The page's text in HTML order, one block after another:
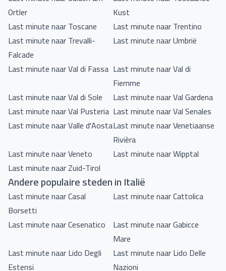
Ortler
Kust
Last minute naar Toscane
Last minute naar Trentino
Last minute naar Trevalli-
Falcade
Last minute naar Umbrië
Last minute naar Val di Fassa Last minute naar Val di
Fiemme
Last minute naar Val di Sole
Last minute naar Val Gardena
Last minute naar Val Pusteria Last minute naar Val Senales
Last minute naar Valle d'AostaLast minute naar Venetiaanse
Rivièra
Last minute naar Veneto
Last minute naar Wipptal
Last minute naar Zuid-Tirol
Andere populaire steden in Italië
Last minute naar Casal
Borsetti
Last minute naar Cattolica
Last minute naar Cesenatico Last minute naar Gabicce
Mare
Last minute naar Lido Degli
Estensi
Last minute naar Lido Delle
Nazioni